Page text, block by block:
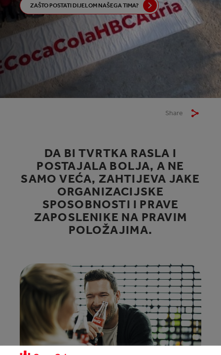
ZAŠTO POSTATI DIJELOM NAŠEGA TIMA?
Share
DA BI TVRTKA RASLA I
POSTAJALA BOLJA, A NE
SAMO VEĆA, ZAHTIJEVA JAKE
ORGANIZACIJSKE
SPOSOBNOSTI I PRAVE
ZAPOSLENIKE NA PRAVIM
POLOŽAJIMA.